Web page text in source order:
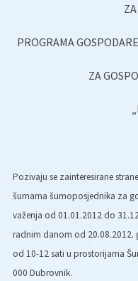
PROGRAMA
ZA
Pozivaju se zainteresirane
šumama šumoposjednika za
važenja od 01.01.2012 do
radnim danom od 20.08.2012.
od 10-12 sati u prostorijama
000 Dubrovnik.